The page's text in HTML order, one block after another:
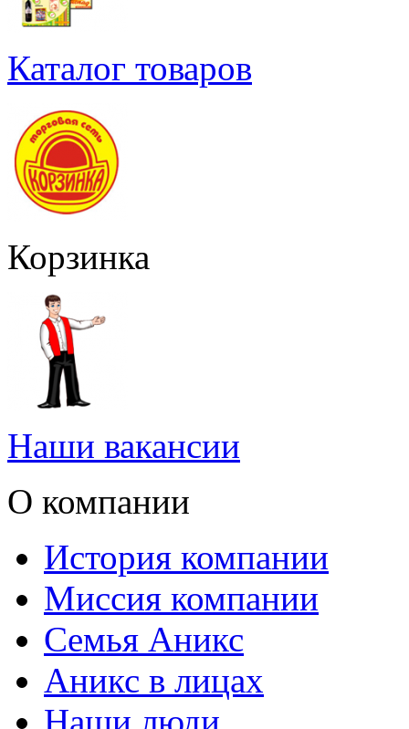
Каталог товаров
Корзинка
Наши вакансии
О компании
История компании
Миссия компании
Семья Аникс
Аникс в лицах
Наши люди